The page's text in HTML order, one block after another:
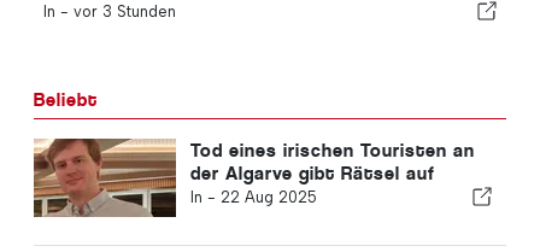
In - vor 3 Stunden
Beliebt
Tod eines irischen Touristen an
der Algarve gibt Rätsel auf
In - 22 Aug 2025